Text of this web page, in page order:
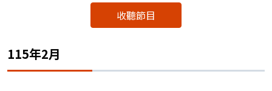
收聽節目
115年2月